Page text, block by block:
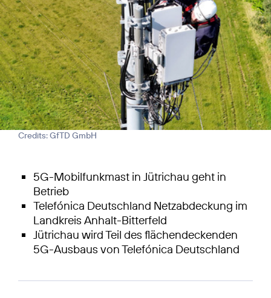
Credits: GfTD GmbH
5G-Mobilfunkmast in Jütrichau geht in
Betrieb
Telefónica Deutschland Netzabdeckung im
Landkreis Anhalt-Bitterfeld
Jütrichau wird Teil des flächendeckenden
5G-Ausbaus von Telefónica Deutschland